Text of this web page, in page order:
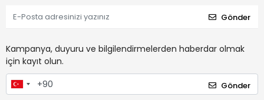
Gönder
Kampanya, duyuru ve bilgilendirmelerden haberdar olmak
için kayıt olun.
Gönder